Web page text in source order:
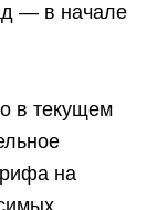
— в начале
в текущем
на